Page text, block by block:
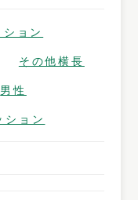
ョン
その他横長
男性
ション